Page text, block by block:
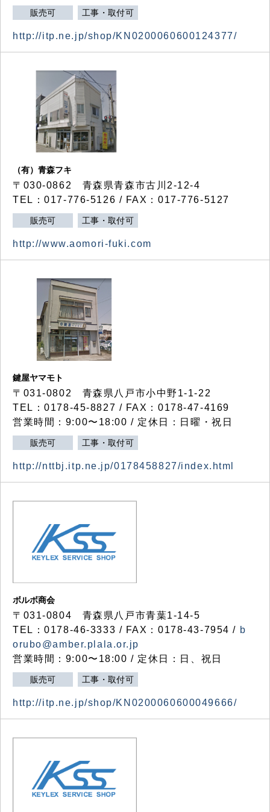
販売可 工事・取付可
http://itp.ne.jp/shop/KN0200060600124377/
（有）青森フキ
〒030-0862 青森県青森市古川2-12-4
TEL：017-776-5126 / FAX：017-776-5127
販売可 工事・取付可
http://www.aomori-fuki.com
鍵屋ヤマモト
〒031-0802 青森県八戸市小中野1-1-22
TEL：0178-45-8827 / FAX：0178-47-4169
営業時間：9:00〜18:00 / 定休日：日曜・祝日
販売可 工事・取付可
http://nttbj.itp.ne.jp/0178458827/index.html
ボルボ商会
〒031-0804 青森県八戸市青葉1-14-5
TEL：0178-46-3333 / FAX：0178-43-7954 / b
orubo@amber.plala.or.jp
営業時間：9:00〜18:00 / 定休日：日、祝日
販売可 工事・取付可
http://itp.ne.jp/shop/KN0200060600049666/